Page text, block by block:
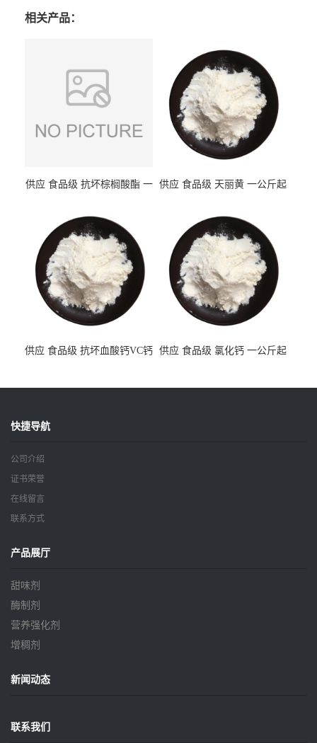
相关产品：
供应 食品级 抗坏棕榈酸酯 一
供应 食品级 天丽黄 一公斤起
供应 食品级 抗坏血酸钙VC钙 供应 食品级 氯化钙 一公斤起
快捷导航
公司介绍
证书荣誉
在线留言
联系方式
产品展厅
甜味剂
酶制剂
营养强化剂
增稠剂
新闻动态
联系我们